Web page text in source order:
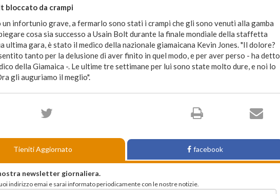
bloccato da crampi
un infortunio grave, a fermarlo sono stati i crampi che gli sono venuti alla gamba
cosa sia successo a Usain Bolt durante la finale mondiale della staffetta
ultima gara, è stato il medico della nazionale giamaicana Kevin Jones. "Il dolore?
tanto per la delusione di aver finito in quel modo, e per aver perso - ha detto
della Giamaica -. Le ultime tre settimane per lui sono state molto dure, e noi lo
gli auguriamo il meglio".
Tieniti Aggiornato facebook
newsletter giornaliera.
indirizzo emai e sarai informato periodicamente con le nostre notizie.